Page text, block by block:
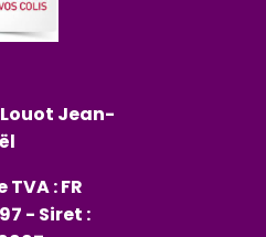
Louot Jean-
: FR
- Siret :